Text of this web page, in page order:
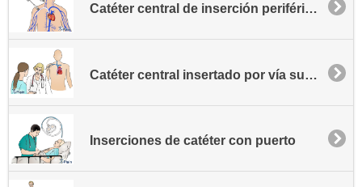
Catéter central de inserción periférica (PICC) para pacientes ambulatorios
Catéter central insertado por vía subclavia - Vía SICC
Inserciones de catéter con puerto